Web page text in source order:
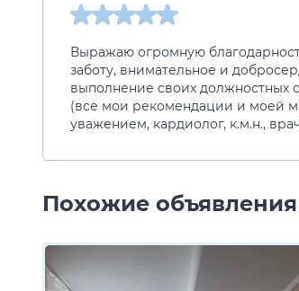
Выражаю огромную
заботу, внимательное и
выполнение своих должностных
(все мои рекомендации и моей
уважением, кардиолог, к.м.н.,
Похожие объявления